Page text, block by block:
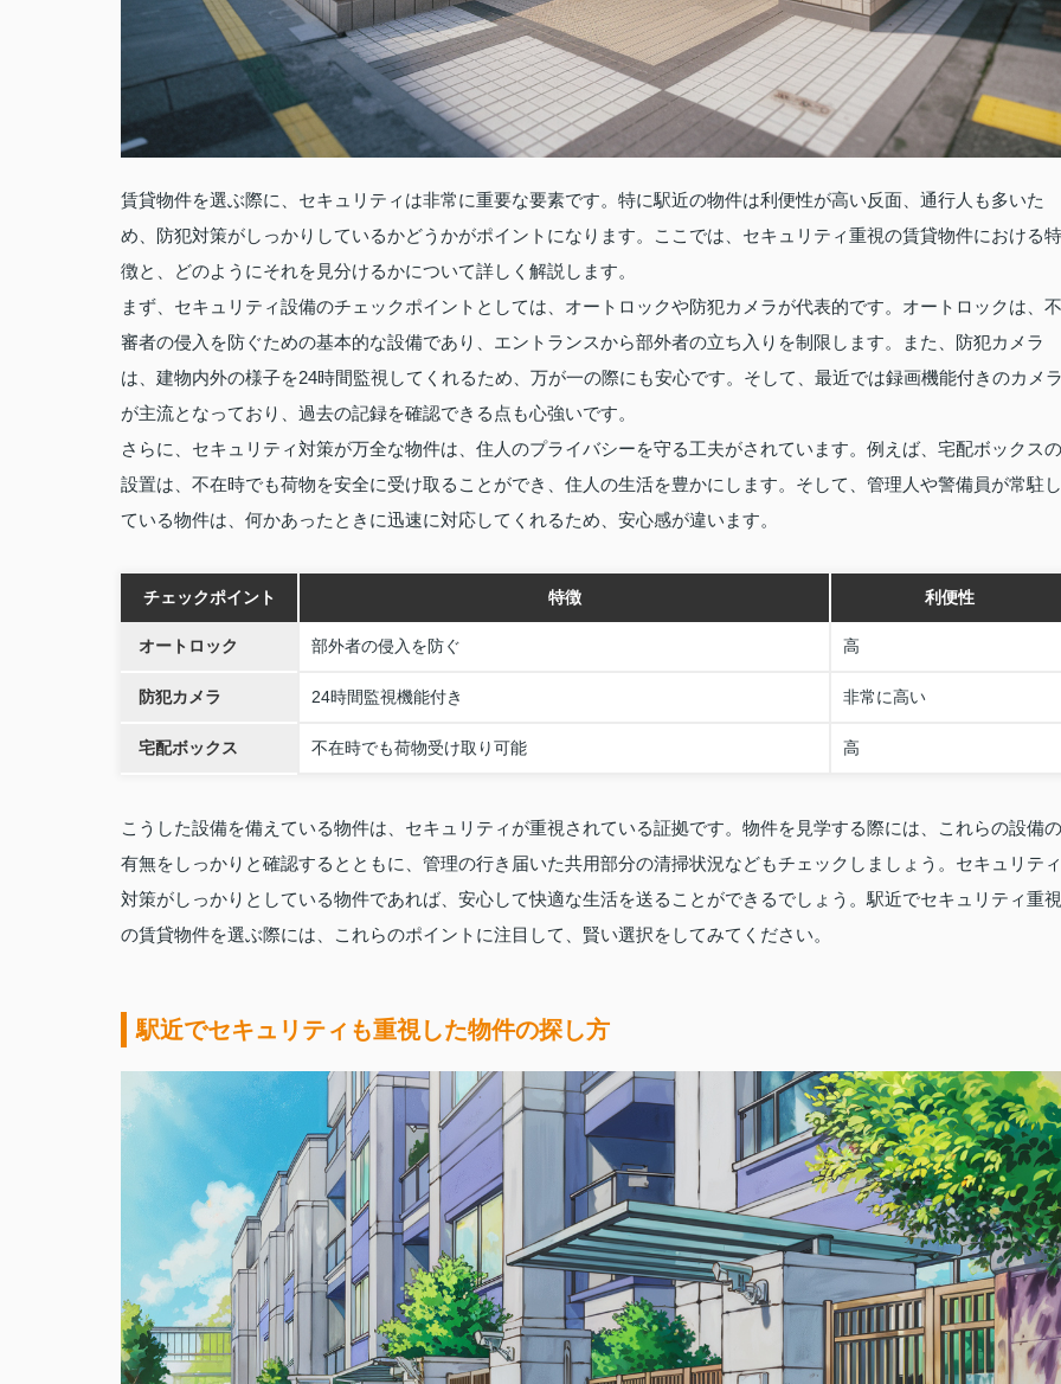
賃貸物件を選ぶ際に、セキュリティは非常に重要な要素です。特に駅近の物件は利便性が高い反面、通行人も多いた
め、防犯対策がしっかりしているかどうかがポイントになります。ここでは、セキュリティ重視の賃貸物件における特
徴と、どのようにそれを見分けるかについて詳しく解説します。
まず、セキュリティ設備のチェックポイントとしては、オートロックや防犯カメラが代表的です。オートロックは、不
審者の侵入を防ぐための基本的な設備であり、エントランスから部外者の立ち入りを制限します。また、防犯カメラ
は、建物内外の様子を24時間監視してくれるため、万が一の際にも安心です。そして、最近では録画機能付きのカメ
が主流となっており、過去の記録を確認できる点も心強いです。
さらに、セキュリティ対策が万全な物件は、住人のプライバシーを守る工夫がされています。例えば、宅配ボックスの
設置は、不在時でも荷物を安全に受け取ることができ、住人の生活を豊かにします。そして、管理人や警備員が常駐し
ている物件は、何かあったときに迅速に対応してくれるため、安心感が違います。
チェックポイント 特徴 利便性
オートロック 部外者の侵入を防ぐ 高
防犯カメラ 24時間監視機能付き 非常に高い
宅配ボックス 不在時でも荷物受け取り可能 高
こうした設備を備えている物件は、セキュリティが重視されている証拠です。物件を見学する際には、これらの設備の
有無をしっかりと確認するとともに、管理の行き届いた共用部分の清掃状況などもチェックしましょう。セキュリティ
対策がしっかりとしている物件であれば、安心して快適な生活を送ることができるでしょう。駅近でセキュリティ重視
の賃貸物件を選ぶ際には、これらのポイントに注目して、賢い選択をしてみてください。
駅近でセキュリティも重視した物件の探し方